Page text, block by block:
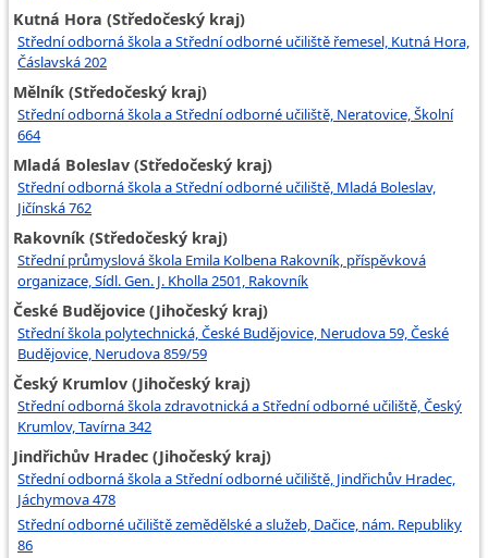
Kutná Hora (Středočeský kraj)
Střední odborná škola a Střední odborné učiliště řemesel, Kutná Hora,
Čáslavská 202
Mělník (Středočeský kraj)
Střední odborná škola a Střední odborné učiliště, Neratovice, Školní
664
Mladá Boleslav (Středočeský kraj)
Střední odborná škola a Střední odborné učiliště, Mladá Boleslav,
Jičínská 762
Rakovník (Středočeský kraj)
Střední průmyslová škola Emila Kolbena Rakovník, příspěvková
organizace, Sídl. Gen. J. Kholla 2501, Rakovník
České Budějovice (Jihočeský kraj)
Střední škola polytechnická, České Budějovice, Nerudova 59, České
Budějovice, Nerudova 859/59
Český Krumlov (Jihočeský kraj)
Střední odborná škola zdravotnická a Střední odborné učiliště, Český
Krumlov, Tavírna 342
Jindřichův Hradec (Jihočeský kraj)
Střední odborná škola a Střední odborné učiliště, Jindřichův Hradec,
Jáchymova 478
Střední odborné učiliště zemědělské a služeb, Dačice, nám. Republiky
86